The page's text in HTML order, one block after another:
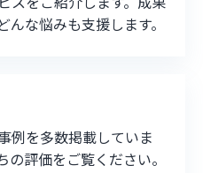
な悩みも支援します。
例を多数掲載していま
評価をご覧ください。